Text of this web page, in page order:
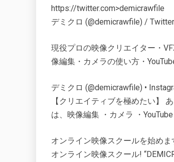
https://twitter.com>demicrawfile
デミクロ (@demicrawfile) / Twitter
現役プロの映像クリエイター・
像編集・カメラの使い方・
デミクロ (@demicrawfile) •
【クリエイティブを極めたい】
は、映像編集 ・カメラ ・
オンライン映像スクールを始め
オンライン映像スクール!